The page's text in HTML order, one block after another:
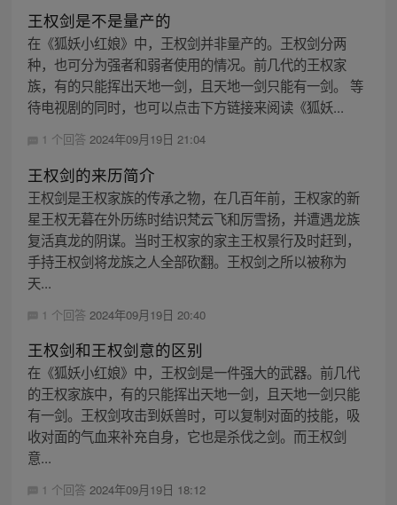
王权剑是不是量产的
在《狐妖小红娘》中，王权剑并非量产的。王权剑分两
种，也可分为强者和弱者使用的情况。前几代的王权家
族，有的只能挥出天地一剑，且天地一剑只能有一剑。 等
待电视剧的同时，也可以点击下方链接来阅读《狐妖...
1 个回答 2024年09月19日 21:04
王权剑的来历简介
王权剑是王权家族的传承之物，在几百年前，王权家的新
星王权无暮在外历练时结识梵云飞和厉雪扬，并遭遇龙族
复活真龙的阴谋。当时王权家的家主王权景行及时赶到，
手持王权剑将龙族之人全部砍翻。王权剑之所以被称为
天...
1 个回答 2024年09月19日 20:40
王权剑和王权剑意的区别
在《狐妖小红娘》中，王权剑是一件强大的武器。前几代
的王权家族中，有的只能挥出天地一剑，且天地一剑只能
有一剑。王权剑攻击到妖兽时，可以复制对面的技能，吸
收对面的气血来补充自身，它也是杀伐之剑。而王权剑
意...
1 个回答 2024年09月19日 18:12